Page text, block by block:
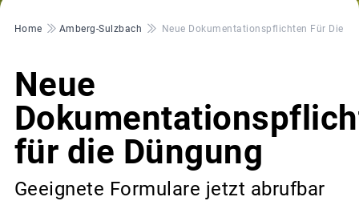
Pfadnavigation
Home Amberg-Sulzbach Neue Dokumentationspflichten Für Die
Neue
für die Düngung
Geeignete Formulare jetzt abrufbar